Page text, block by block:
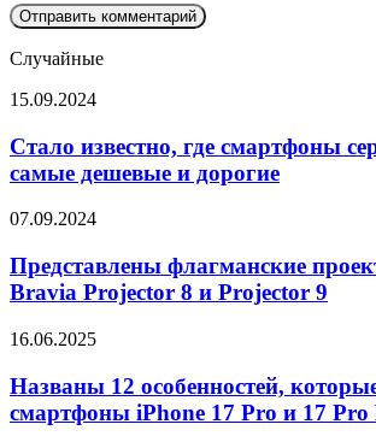
Случайные
Стало
где
смартфоны
серии
16
дешевые
и
15.09.2024
Стало известно, где смартфоны
самые дешевые и дорогие
Представлены
проекторы
Sony
Bravia
8
Projector
9
07.09.2024
Представлены флагманские
Bravia Projector 8 и Projector 9
Названы
особенностей,
которые
получат
16.06.2025
Названы 12 особенностей,
смартфоны iPhone 17 Pro и 17 Pro